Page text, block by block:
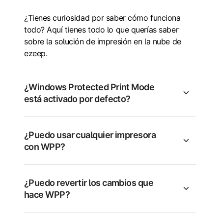
¿Tienes curiosidad por saber cómo funciona
todo? Aquí tienes todo lo que querías saber
sobre la solución de impresión en la nube de
ezeep.
¿Windows Protected Print Mode
está activado por defecto?
¿Puedo usar cualquier impresora
con WPP?
¿Puedo revertir los cambios que
hace WPP?